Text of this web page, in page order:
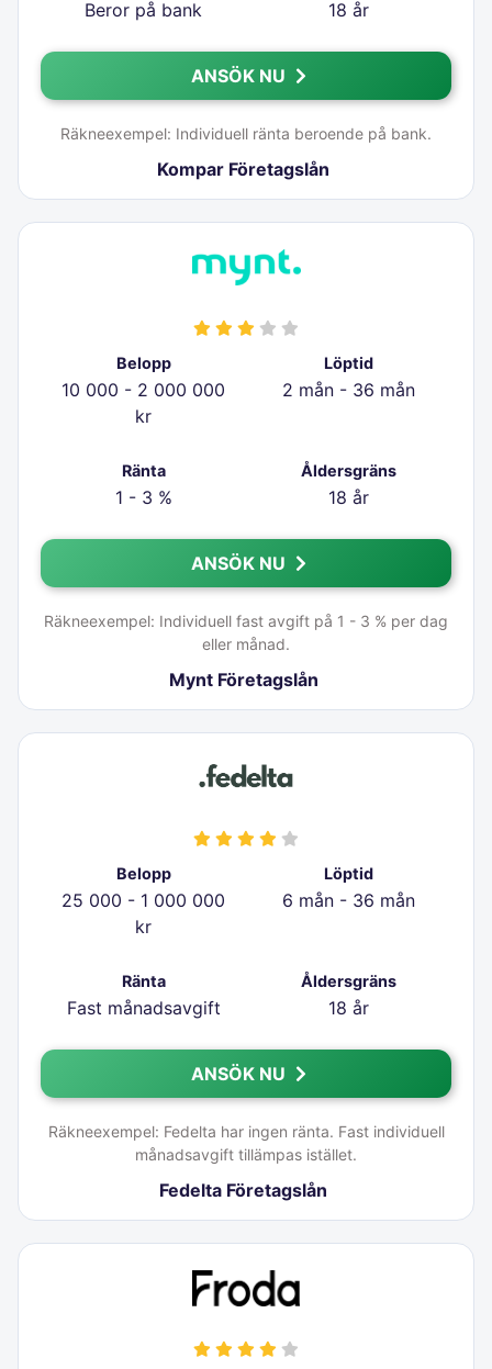
Beror på bank 18 år
ANSÖK NU
Räkneexempel: Individuell ränta beroende på bank.
Kompar Företagslån
Belopp
10 000 - 2 000 000
kr
Löptid
2 mån - 36 mån
Ränta
1 - 3 %
Åldersgräns
18 år
ANSÖK NU
Räkneexempel: Individuell fast avgift på 1 - 3 % per dag
eller månad.
Mynt Företagslån
Belopp
25 000 - 1 000 000
kr
Löptid
6 mån - 36 mån
Ränta
Fast månadsavgift
Åldersgräns
18 år
ANSÖK NU
Räkneexempel: Fedelta har ingen ränta. Fast individuell
månadsavgift tillämpas istället.
Fedelta Företagslån